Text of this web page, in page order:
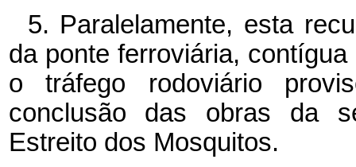
5. Paralelamente, esta
da ponte ferroviária,
o tráfego rodoviário
conclusão das obras da
Estreito dos Mosquitos.